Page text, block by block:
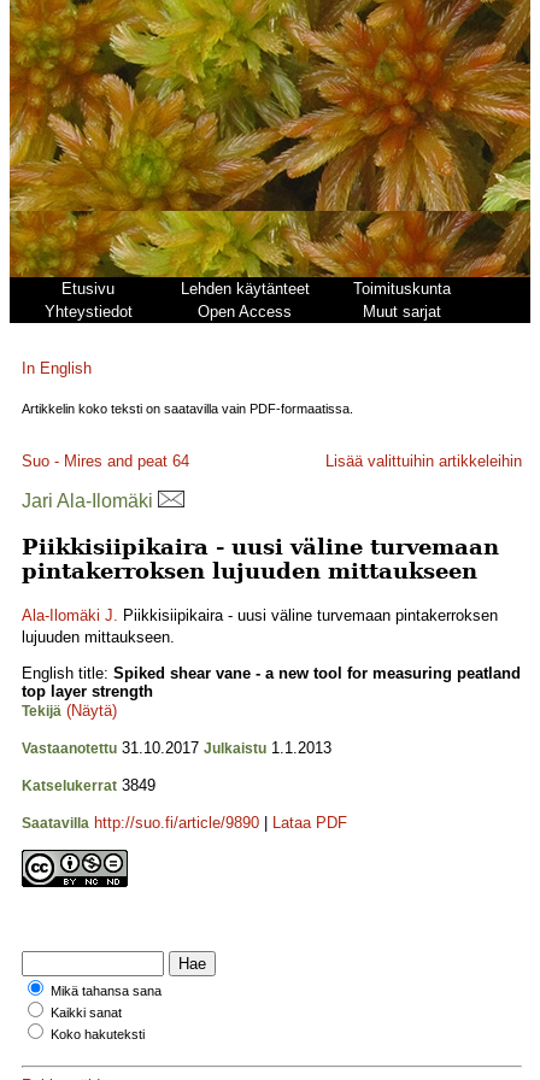
Etusivu Lehden käytänteet
Toimituskunta
Yhteystiedot
Open Access Muut sarjat
In English
Artikkelin koko teksti on saatavilla vain PDF-formaatissa.
Suo - Mires and peat 64 Lisää valittuihin artikkeleihin
Jari Ala-Ilomäki
Piikkisiipikaira - uusi väline turvemaan
pintakerroksen lujuuden mittaukseen
Ala-Ilomäki J. Piikkisiipikaira - uusi väline turvemaan pintakerroksen
lujuuden mittaukseen.
English title: Spiked shear vane - a new tool for measuring peatland
top layer strength
Tekijä (Näytä)
Vastaanotettu 31.10.2017 Julkaistu 1.1.2013
Katselukerrat 3849
Saatavilla http://suo.fi/article/9890 Lataa PDF
Mikä tahansa sana
Kaikki sanat
Koko hakuteksti